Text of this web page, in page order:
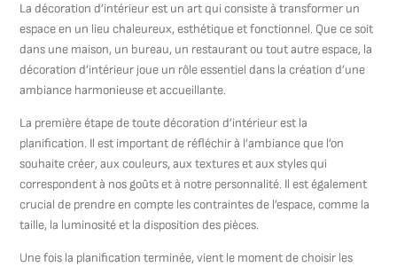
La décoration d’intérieur est un art qui consiste à transformer un
espace en un lieu chaleureux, esthétique et fonctionnel. Que ce soit
dans une maison, un bureau, un restaurant ou tout autre espace, la
décoration d’intérieur joue un rôle essentiel dans la création d’une
ambiance harmonieuse et accueillante.
La première étape de toute décoration d’intérieur est la
planification. Il est important de réfléchir à l’ambiance que l’on
souhaite créer, aux couleurs, aux textures et aux styles qui
correspondent à nos goûts et à notre personnalité. Il est également
crucial de prendre en compte les contraintes de l’espace, comme la
taille, la luminosité et la disposition des pièces.
Une fois la planification terminée, vient le moment de choisir les